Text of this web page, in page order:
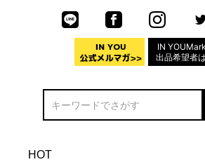
IN
出品希望者
HOT